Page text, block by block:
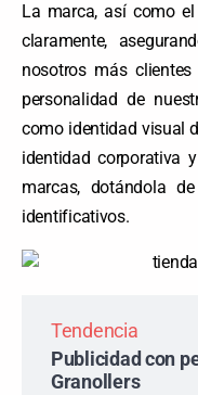
La marca, así como
claramente,
nosotros más
personalidad de
como identidad visual
identidad corporativa
marcas, dotándola
identificativos.
Tendencia
Publicidad con
Granollers